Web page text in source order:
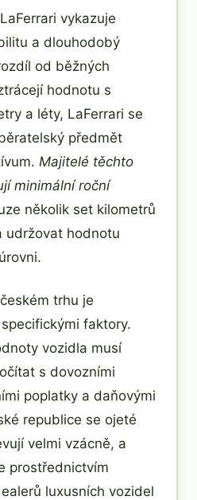
vykazuje
a dlouhodobý
od běžných
hodnotu s
a léty, LaFerrari se
předmět
Majitelé těchto
minimální roční
několik set kilometrů
udržovat hodnotu
trhu je
faktory.
vozidla musí
s dovozními
poplatky a daňovými
republice se ojeté
velmi vzácně, a
prostřednictvím
luxusních vozidel